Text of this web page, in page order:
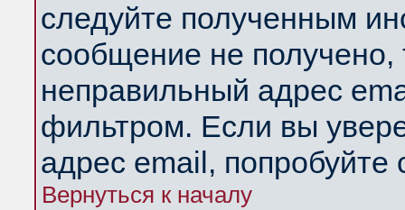
следуйте полученным
сообщение не получено,
неправильный адрес
фильтром. Если вы
адрес email, попробуйте
Вернуться к началу